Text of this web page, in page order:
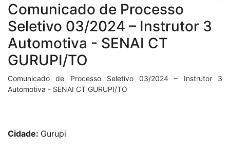
Comunicado de Processo
Seletivo 03/2024 – Instrutor 3
Automotiva - SENAI CT
GURUPI/TO
Comunicado de Processo Seletivo 03/2024 – Instrutor 3
Automotiva - SENAI CT GURUPI/TO
Cidade: Gurupi